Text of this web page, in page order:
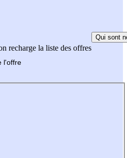
recharge la liste des offres
Qui sont
l'offre